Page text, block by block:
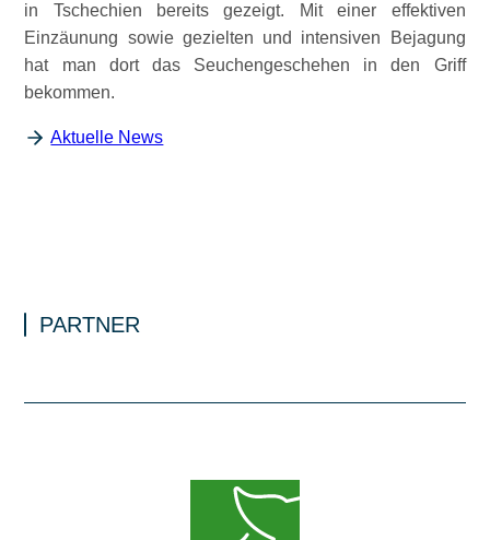
in Tschechien bereits gezeigt. Mit einer effektiven
Einzäunung sowie gezielten und intensiven Bejagung
hat man dort das Seuchengeschehen in den Griff
bekommen.
Aktuelle News
PARTNER